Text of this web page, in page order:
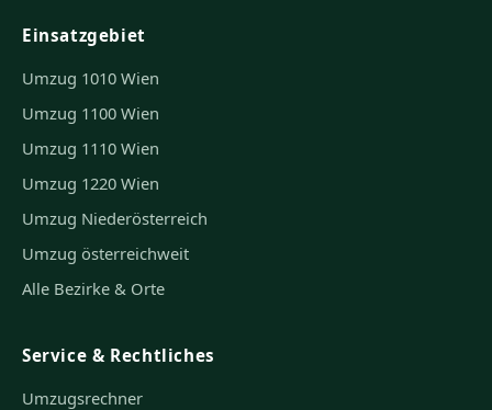
Einsatzgebiet
Umzug 1010 Wien
Umzug 1100 Wien
Umzug 1110 Wien
Umzug 1220 Wien
Umzug Niederösterreich
Umzug österreichweit
Alle Bezirke & Orte
Service & Rechtliches
Umzugsrechner